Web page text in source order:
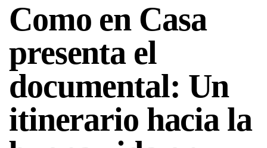
Como en Casa
presenta el
documental: Un
itinerario hacia la